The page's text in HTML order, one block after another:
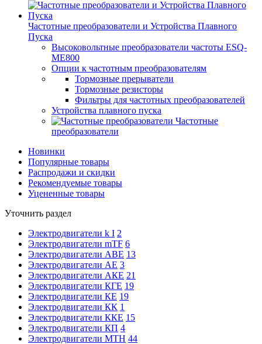
Частотные преобразователи и Устройства Плавного
Пуска
Высоковольтные преобразователи частоты ESQ-
ME800
Опции к частотным преобразователям
Тормозные прерыватели
Тормозные резисторы
Фильтры для частотных преобразователей
Устройства плавного пуска
Частотные
преобразователи
Новинки
Популярные товары
Распродажи и скидки
Рекомендуемые товары
Уцененные товары
Уточнить раздел
Электродвигатели k I 2
Электродвигатели mTF 6
Электродвигатели АВЕ 13
Электродвигатели АЕ 3
Электродвигатели АКЕ 21
Электродвигатели КГЕ 19
Электродвигатели КЕ 19
Электродвигатели КК 1
Электродвигатели ККЕ 15
Электродвигатели КП 4
Электродвигатели МТН 44